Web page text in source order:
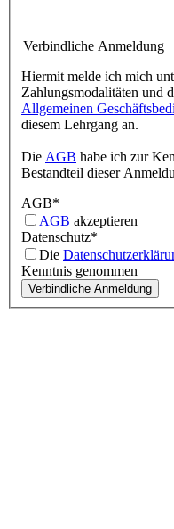
Verbindliche Anmeldung
Hiermit melde ich mich
Zahlungsmodalitäten und
Allgemeinen
diesem Lehrgang an.
Die AGB habe ich zur
Bestandteil dieser
AGB*
AGB akzeptieren
Datenschutz*
Die
Kenntnis genommen